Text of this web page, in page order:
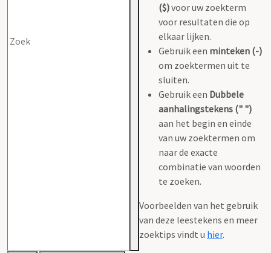
($)voor uw zoekterm
voor resultaten die op
elkaar lijken.
Gebruik een minteken (-)
om zoektermen uit te
sluiten.
Gebruik een Dubbele
aanhalingstekens (" ")
aan het begin en einde
van uw zoektermen om
naar de exacte
combinatie van woorden
te zoeken.
Voorbeelden van het gebruik
van deze leestekens en meer
zoektips vindt u hier.